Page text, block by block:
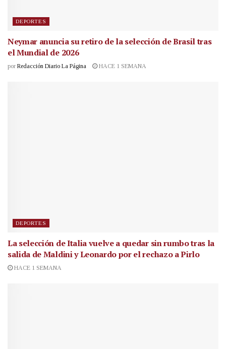
DEPORTES
Neymar anuncia su retiro de la selección de Brasil tras
el Mundial de 2026
por Redacción Diario La Página HACE 1 SEMANA
DEPORTES
La selección de Italia vuelve a quedar sin rumbo tras la
salida de Maldini y Leonardo por el rechazo a Pirlo
HACE 1 SEMANA